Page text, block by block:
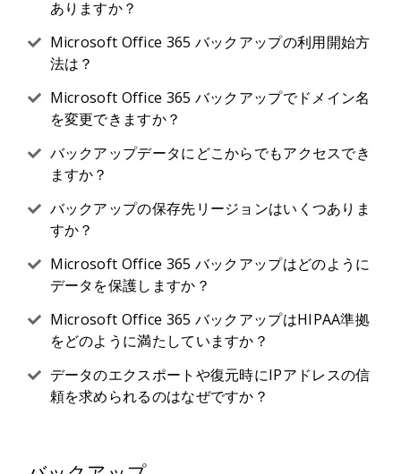
ありますか？
Microsoft Office 365 バックアップの利用開始方
法は？
Microsoft Office 365 バックアップでドメイン名
を変更できますか？
バックアップデータにどこからでもアクセスでき
ますか？
バックアップの保存先リージョンはいくつありま
すか？
Microsoft Office 365 バックアップはどのように
データを保護しますか？
Microsoft Office 365 バックアップはHIPAA準拠
をどのように満たしていますか？
データのエクスポートや復元時にIPアドレスの信
頼を求められるのはなぜですか？